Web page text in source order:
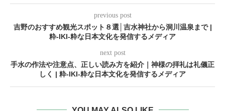
previous post
吉野のおすすめ観光スポット８選│吉水神社から洞川温泉まで |
粋-IKI-粋な日本文化を発信するメディア
next post
手水の作法や注意点、正しい読み方を紹介｜神様の拝礼は礼儀正
しく | 粋-IKI-粋な日本文化を発信するメディア